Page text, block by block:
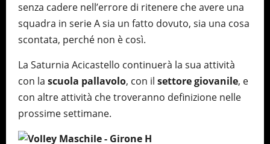
senza cadere nell’errore di ritenere che avere una
squadra in serie A sia un fatto dovuto, sia una cosa
scontata, perché non è così.
La Saturnia Acicastello continuerà la sua attività
con la scuola pallavolo, con il settore giovanile, e
con altre attività che troveranno definizione nelle
prossime settimane.